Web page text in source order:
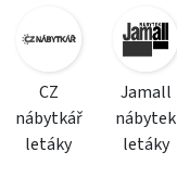
CZ
nábytkář
letáky
Jamall
nábytek
letáky